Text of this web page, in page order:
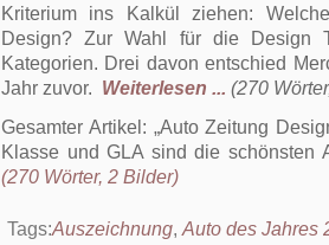
Kriterium ins Kalkül ziehen:
Design? Zur Wahl für die Design
Kategorien. Drei davon entschied
Jahr zuvor. Weiterlesen ... (270
Gesamter Artikel:
Auto Zeitung
Klasse und GLA sind die schönsten
(270 Wörter, 2 Bilder)
Tags:Auszeichnung, Auto des Jahres